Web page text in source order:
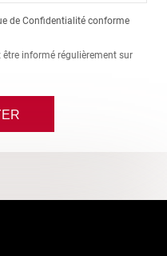
de Confidentialité conforme
informé régulièrement sur